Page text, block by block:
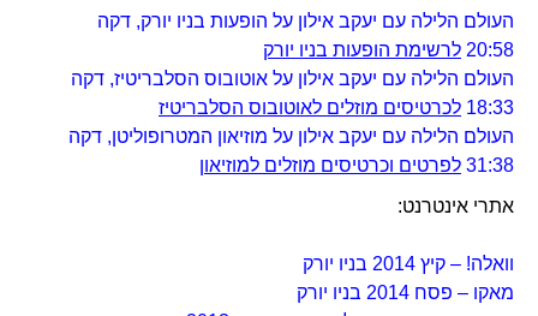
העולם הלילה עם יעקב אילון על הופעות בניו יורק, דקה
20:58 לרשימת הופעות בניו יורק
העולם הלילה עם יעקב אילון על אוטובוס הסלבריטיז, דקה
18:33 לכרטיסים מוזלים לאוטובוס הסלבריטיז
העולם הלילה עם יעקב אילון על מוזיאון המטרופוליטן, דקה
31:38 לפרטים וכרטיסים מוזלים למוזיאון
אתרי אינטרנט:
וואלה! – קיץ 2014 בניו יורק
מאקו – פסח 2014 בניו יורק